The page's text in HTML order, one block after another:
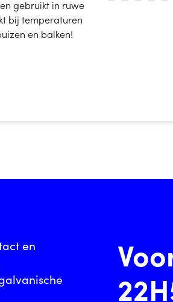
gebruikt in ruwe
bij temperaturen
en balken!
en